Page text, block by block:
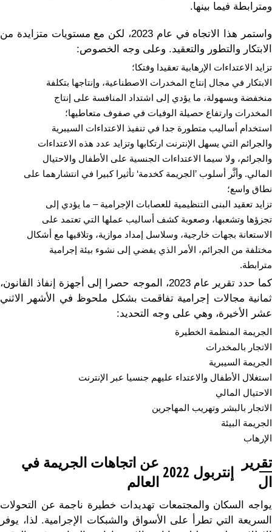
ومترابطة فيما بينها.
واستمر هذا الاتجاه في عام 2023، لكن مع مستويات متزايدة من
الابتكار والتطور والتعقيد. وعلى وجه الخصوص:
تزايد الاعتداءات الإرهابية تعقيدا وفتكا؛
الابتكار في مجال إنتاج المخدرات الاصطناعية، وإنتاجها بتكلفة
منخفضة وبسهولة، ما يؤدي إلى اشتداد المنافسة على إنتاج
المخدرات وارتفاع حصيلة الوفيات في صفوف متعاطيها؛
استخدام أساليب متطورة جدا في تنفيذ الاعتداءات السيبرية
والجرائم التي يسهل الإنترنت ارتكابها وتزايد عدد هذه الاعتداءات
والجرائم، ولا سيما الاعتداءات الجنسية على الأطفال والاحتيال
المالي. وأثَّر أسلوب ’الجريمة كخدمة‘ تأثيرا كبيرا في انتشارهما على
نطاق واسع؛
تزايد تعقيد البنى التنظيمية للعصابات الإجرامية – ما يؤدي إلى
تجزؤها وتشعبها، وصعوبة كشف أساليب عملها التي تعتمد على
الاستعانة بجهات خارجية، وسلاسل إمداد موازية، وتلاقيها مع أشكال
مختلفة من الجرائم، الأمر الذي يفضي إلى نشوء بيئة إجرامية
مترابطة.
كما حدد تقرير عام 2023، الموجه حصرا إلى أجهزة إنفاذ القانون،
ثمانية مجالات إجرامية تفاقمت بشكل ملحوظ في الأشهر الاثني
عشر الأخيرة، وهي على وجه التحديد:
الجريمة المنظمة الخطيرة
الاتجار بالمخدرات
الجريمة السيبرية
استغلال الأطفال والاعتداء عليهم جنسيا عبر الإنترنت
الاحتيال المالي
الاتجار بالبشر وتهريب المهاجرين
الجريمة البيئة
الإرهاب
تقرير
ال
إنتربول 2022 عن اتجاهات الجريمة في
العالم
يواجه السكان والمجتمعات تهديدات خطيرة ناجمة عن التحولات
السريعة التي تطرأ على الأسواق والشبكات الإجرامية. لذا، يوفر